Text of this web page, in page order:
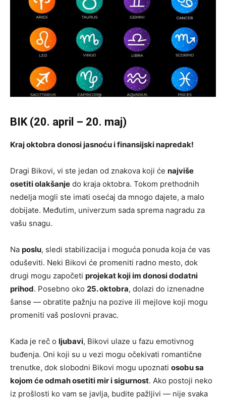
BIK (20. april – 20. maj)
Kraj oktobra donosi jasnoću i finansijski napredak!
Dragi Bikovi, vi ste jedan od znakova koji će najviše
osetiti olakšanje do kraja oktobra. Tokom prethodnih
nedelja mogli ste imati osećaj da mnogo dajete, a malo
dobijate. Međutim, univerzum sada sprema nagradu za
vašu snagu.
Na poslu, sledi stabilizacija i moguća ponuda koja će vas
oduševiti. Neki Bikovi će promeniti radno mesto, dok
drugi mogu započeti projekat koji im donosi dodatni
prihod. Posebno oko 25. oktobra, dolazi do iznenadne
šanse — obratite pažnju na pozive ili mejlove koji mogu
promeniti vaš poslovni pravac.
Kada je reč o ljubavi, Bikovi ulaze u fazu emotivnog
buđenja. Oni koji su u vezi mogu očekivati romantične
trenutke, dok slobodni Bikovi mogu upoznati osobu sa
kojom će odmah osetiti mir i sigurnost. Ako postoji neko
iz prošlosti ko vam se javlja, budite pažljivi — nije svaka